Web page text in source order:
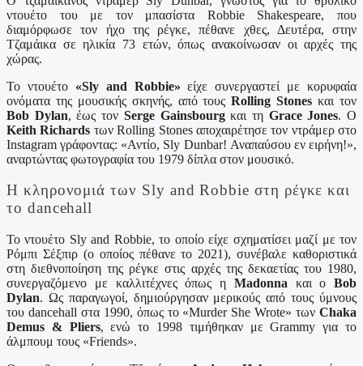
ντουέτο του με τον μπασίστα Robbie Shakespeare, που
διαμόρφωσε τον ήχο της ρέγκε, πέθανε χθες, Δευτέρα, στην
Τζαμάικα σε ηλικία 73 ετών, όπως ανακοίνωσαν οι αρχές της
χώρας.
Το ντουέτο «Sly and Robbie» είχε συνεργαστεί με κορυφαία
ονόματα της μουσικής σκηνής, από τουςRolling Stones και τον
Bob Dylan, έως τον Serge Gainsbourgκαι τη Grace Jones. Ο
Keith Richards των Rolling Stones αποχαιρέτησε τον ντράμερ στο
Instagram γράφοντας: «Αντίο, Sly Dunbar! Αναπαύσου εν ειρήνη!»,
αναρτώντας φωτογραφία του 1979 δίπλα στον μουσικό.
Η κληρονομιά των Sly and Robbie στη ρέγκε και
το dancehall
Το ντουέτο Sly and Robbie, το οποίο είχε σχηματίσει μαζί με τον
Ρόμπι Σέξπιρ (ο οποίος πέθανε το 2021), συνέβαλε καθοριστικά
στη διεθνοποίηση της ρέγκε στις αρχές της δεκαετίας του 1980,
συνεργαζόμενο με καλλιτέχνες όπως η Madonna και ο Bob
Dylan. Ως παραγωγοί, δημιούργησαν μερικούς από τους ύμνους
του dancehall στα 1990, όπως το «Murder She Wrote» των Chaka
Demus & Pliers, ενώ το 1998 τιμήθηκαν με Grammy για το
άλμπουμ τους «Friends».